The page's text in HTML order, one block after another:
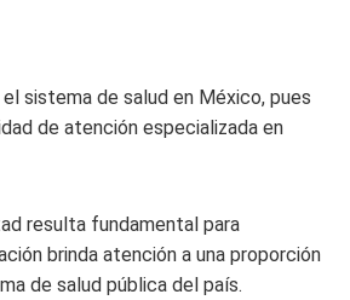
sistema de salud en México, pues
de atención especializada en
resulta fundamental para
brinda atención a una proporción
de salud pública del país.